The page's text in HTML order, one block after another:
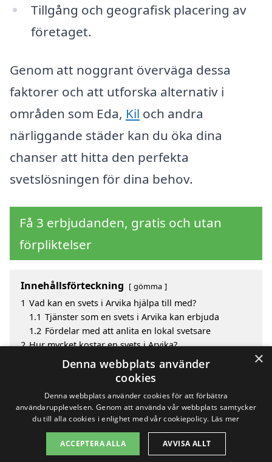
Tillgång och geografisk placering av
företaget.
Genom att noggrant överväga dessa
faktorer och att utforska alternativ i
områden som Eda, Kil och andra
närliggande städer kan du öka dina
chanser att hitta den perfekta
svetslösningen för dina behov.
Få 3 erbjudanden, gratis och utan
förpliktelser
Innehållsförteckning gömma
1 Vad kan en svets i Arvika hjälpa till med?
1.1 Tjänster som en svets i Arvika kan erbjuda
1.2 Fördelar med att anlita en lokal svetsare
2 Hur mycket kostar en svets i Arvika?
Fördelar med att välja svets i Arvika
Sök efter en skicklig svets i de omgivande städerna
Copyright 2026 - Pilanto Aps
Om / kontakt Blogg Webbplatskarta Villkor
×
Denna webbplats använder
cookies
Denna webbplats använder cookies för att förbättra
användarupplevelsen. Genom att använda vår webbplats samtycker
du till alla cookies i enlighet med vår cookiepolicy. Läs mer
ACCEPTERA ALLA AVVISA ALLT